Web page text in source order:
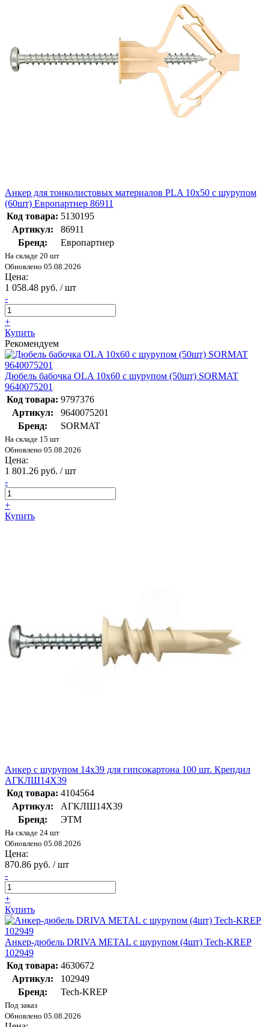
Анкер для тонколистовых материалов PLA 10х50 с шурупом
(60шт) Европартнер 86911
Код товара: 5130195
Артикул:
86911
Бренд:
Европартнер
На складе 20 шт
Обновлено 05.08.2026
Цена:
1 058.48 руб. / шт
-
+
Купить
Рекомендуем
Дюбель бабочка OLA 10х60 с шурупом (50шт) SORMAT
9640075201
Код товара: 9797376
Артикул:
9640075201
Бренд:
SORMAT
На складе 15 шт
Обновлено 05.08.2026
Цена:
1 801.26 руб. / шт
-
+
Купить
Анкер с шурупом 14х39 для гипсокартона 100 шт. Крепдил
АГКЛШ14Х39
Код товара: 4104564
Артикул:
АГКЛШ14Х39
Бренд:
ЭТМ
На складе 24 шт
Обновлено 05.08.2026
Цена:
870.86 руб. / шт
-
+
Купить
Анкер-дюбель DRIVA METAL с шурупом (4шт) Tech-KREP
102949
Код товара: 4630672
Артикул:
102949
Бренд:
Tech-KREP
Под заказ
Обновлено 05.08.2026